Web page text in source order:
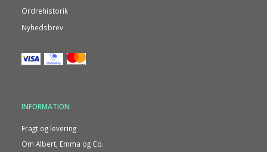
Ordrehistorik
Nyhedsbrev
INFORMATION
Fragt og levering
Om Albert, Emma og Co.